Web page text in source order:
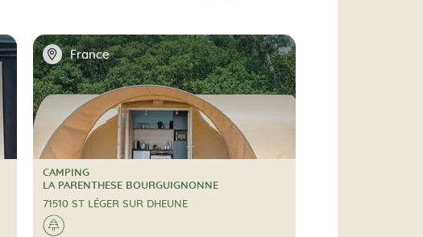
📍 France
CAMPING
CAMPING
LA PARENTHESE BOURGUIGNONNE
71510 ST LÉGER SUR DHEUNE
A la campagne
🌲